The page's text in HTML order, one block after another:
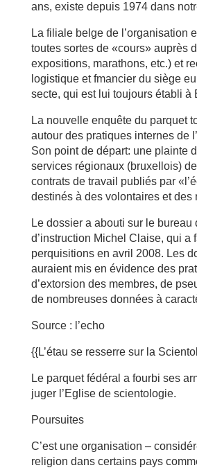
ans, existe depuis 1974 dans
La filiale belge de l’organisation
toutes sortes de «cours» auprès
expositions, marathons, etc.) et
logistique et fmancier du siège
secte, qui est lui toujours établi à
La nouvelle enquête du parquet
autour des pratiques internes de
Son point de départ: une plainte
services régionaux (bruxellois)
contrats de travail publiés par
destinés à des volontaires et des
Le dossier a abouti sur le bureau
d’instruction Michel Claise, qui a
perquisitions en avril 2008. Les
auraient mis en évidence des
d’extorsion des membres, de
de nombreuses données à
Source : l’echo
{{L’étau se resserre sur la
Le parquet fédéral a fourbi ses
juger l’Eglise de scientologie.
Poursuites
C’est une organisation –
religion dans certains pays